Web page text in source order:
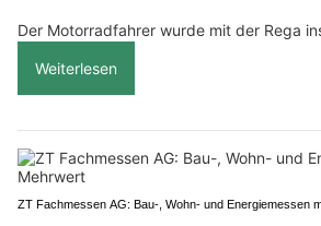
Der Motorradfahrer wurde mit der Rega
Weiterlesen
ZT Fachmessen AG: Bau-, Wohn- und Energiemessen